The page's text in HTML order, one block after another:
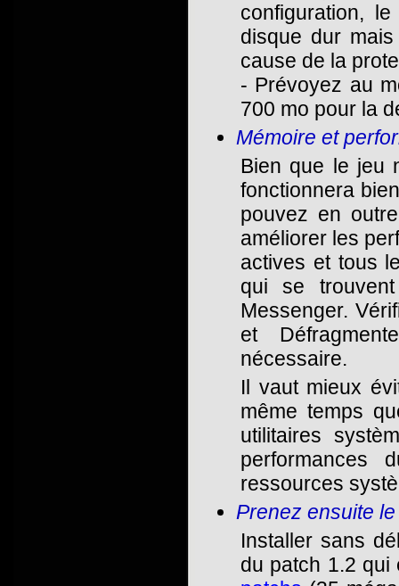
configuration,
disque dur
cause de la
- Prévoyez au
700 mo pour la
Mémoire et
Bien que le jeu
fonctionnera
pouvez en
améliorer les
actives et tous
qui se
Messenger.
et
nécessaire.
Il vaut mieux
même temps
utilitaires
ressources
Prenez ensuite
Installer sans
du patch 1.2